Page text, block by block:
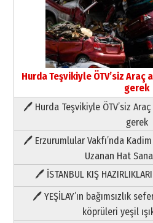
Hurda Teşvikiyle ÖTV’siz
gerek
🖊 Hurda Teşvikiyle ÖTV’siz
gerek
🖊 Erzurumlular Vakfı’nda
Uzanan Hat
🖊 İSTANBUL KIŞ
🖊 YEŞİLAY’ın bağımsızlık
köprüleri yeşil
Paranın Aile Kültüründeki Yeri
03 Ağustos 2026 Pazartesi
Yıldırım Gündoğdu
HAVVA’NIN ÜÇ KIZI
09 Temmuz 2026 Perşembe